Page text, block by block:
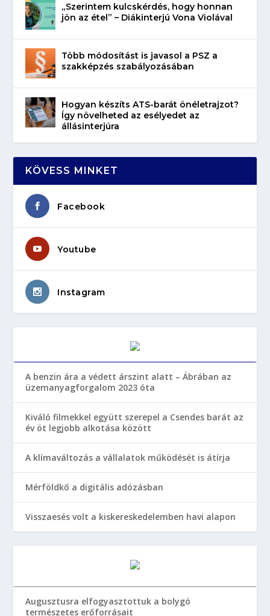
„Szerintem kulcskérdés, hogy honnan
jön az étel” – Diákinterjú Vona Violával
Több módosítást is javasol a PSZ a
szakképzés szabályozásában
Hogyan készíts ATS-barát önéletrajzot?
Így növelheted az esélyedet az
állásinterjúra
KÖVESS MINKET
Facebook
Youtube
Instagram
A benzin ára a védett árszint alatt – Ábrában az
üzemanyagforgalom 2023 óta
Kiváló filmekkel együtt szerepel a Csendes barát az
év öt legjobb alkotása között
A klímaváltozás a vállalatok működését is átírja
Mérföldkő a digitális adózásban
Visszaesés volt a kiskereskedelemben havi alapon
Augusztusra elfogyasztottuk a bolygó
természetes erőforrásait